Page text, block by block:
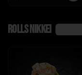
Rolls nikkei